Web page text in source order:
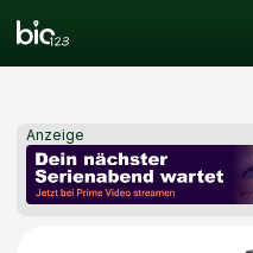
Anzeige